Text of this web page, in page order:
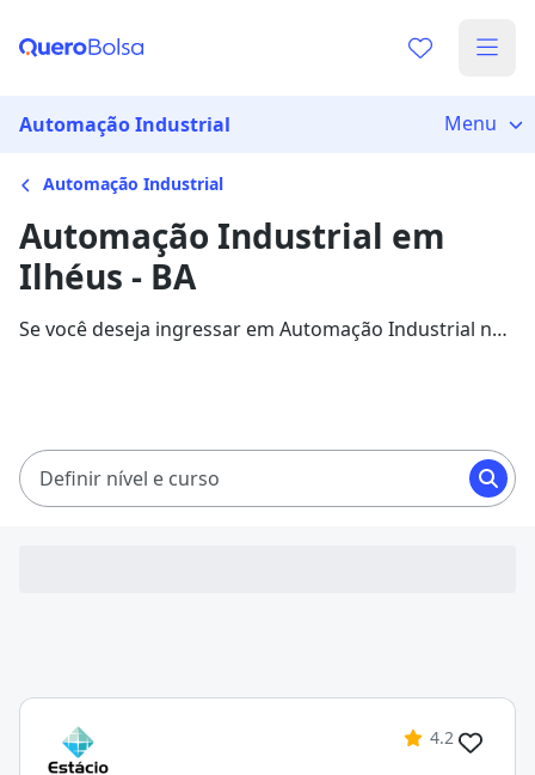
Automação Industrial Menu
Automação Industrial
Automação Industrial em
Ilhéus - BA
Se você deseja ingressar em Automação Industrial na
Definir nível e curso
4.2